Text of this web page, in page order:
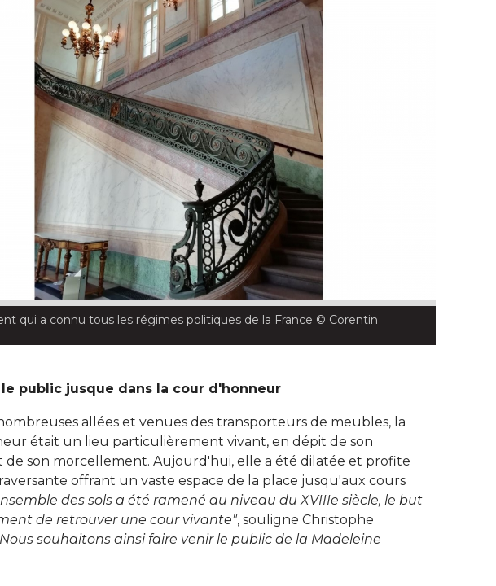
qui a connu tous les régimes politiques de la France © Corentin
public jusque dans la cour d'honneur
allées et venues des transporteurs de meubles, la
était un lieu particulièrement vivant, en dépit de son
de son morcellement. Aujourd'hui, elle a été dilatée et profite
offrant un vaste espace de la place jusqu'aux cours
des sols a été ramené au niveau du XVIIIe siècle, le but
de retrouver une cour vivante", souligne Christophe
souhaitons ainsi faire venir le public de la Madeleine